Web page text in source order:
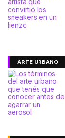
ARTE URBANO